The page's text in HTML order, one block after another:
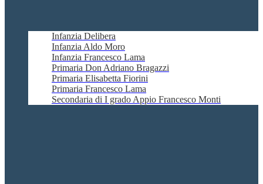
Infanzia Delibera
Infanzia Aldo Moro
Infanzia Francesco Lama
Primaria Don Adriano Bragazzi
Primaria Elisabetta Fiorini
Primaria Francesco Lama
Secondaria di I grado Appio Francesco Monti